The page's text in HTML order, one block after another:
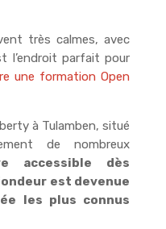
très calmes, avec
l’endroit parfait pour
une formation Open
à Tulamben, situé
de nombreux
accessible dès
est devenue
les plus connus